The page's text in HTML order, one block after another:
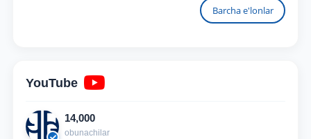
Barcha e'lonlar
YouTube
14,000
obunachilar